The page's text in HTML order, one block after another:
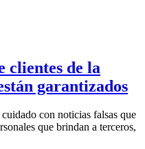
clientes de la
garantizados
con noticias falsas que
que brindan a terceros,